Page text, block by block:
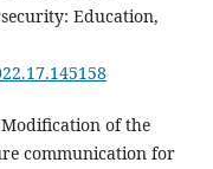
Education,
Modification of the
communication for